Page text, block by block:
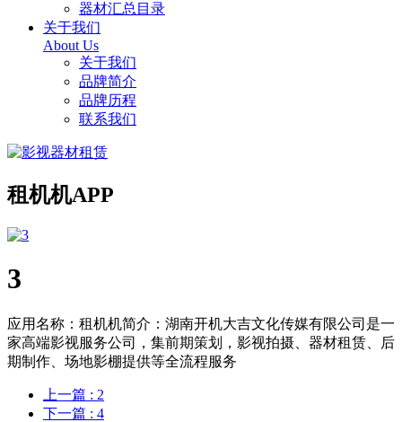
器材汇总目录
关于我们
About Us
关于我们
品牌简介
品牌历程
联系我们
租机机APP
3
应用名称：租机机简介：湖南开机大吉文化传媒有限公司是一
家高端影视服务公司，集前期策划，影视拍摄、器材租赁、后
期制作、场地影棚提供等全流程服务
上一篇 : 2
下一篇 : 4